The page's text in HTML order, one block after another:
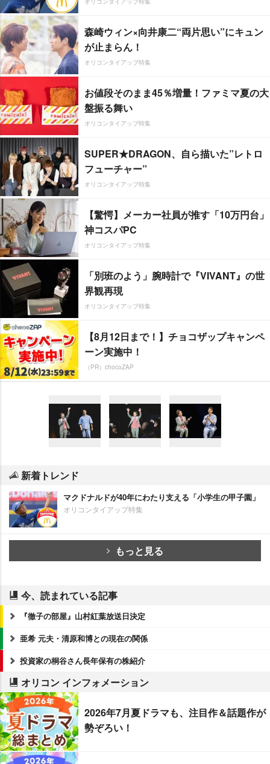
森崎ウィン×向井康二“両片思い”にキュン
が止まらん！
オリコンタイアップ特集
お値段そのまま45％増量！ファミマ夏の大
盤振る舞い
オリコンタイアップ特集
SUPER★DRAGON、自ら描いた”レトロ
フューチャー”
オリコンタイアップ特集
【驚愕】メーカー社員が推す「10万円台」
神コスパPC
オリコンタイアップ特集
「別班のよう」腕時計で『VIVANT』の世
界観再現
オリコンタイアップ特集
【8月12日まで！】チョコザップキャンペ
ーン実施中！
（PR）chocoZAP
新着トレンド
マクドナルドが40年にわたり支える「小学生の甲子園」
オリコンタイアップ特集
もっと見る
今、読まれている記事
『徹子の部屋』山村紅葉放送日決定
亜希 元夫・清原和博との現在の関係
投資家の桐谷さん長年保有の株紹介
オリコン インフォメーション
2026年7月夏ドラマも、注目作＆話題作が
勢ぞろい！